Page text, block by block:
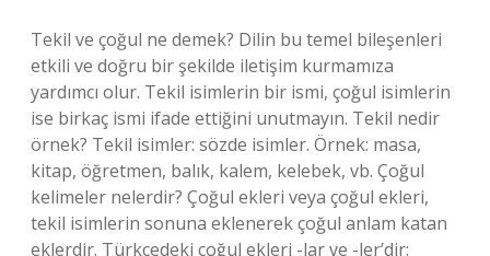
Tekil ve çoğul ne demek? Dilin bu temel bileşenleri
etkili ve doğru bir şekilde iletişim kurmamıza
yardımcı olur. Tekil isimlerin bir ismi, çoğul isimlerin
ise birkaç ismi ifade ettiğini unutmayın. Tekil nedir
örnek? Tekil isimler: sözde isimler. Örnek: masa,
kitap, öğretmen, balık, kalem, kelebek, vb. Çoğul
kelimeler nelerdir? Çoğul ekleri veya çoğul ekleri,
tekil isimlerin sonuna eklenerek çoğul anlam katan
eklerdir. Türkçedeki çoğul ekleri -lar ve -ler’dir: